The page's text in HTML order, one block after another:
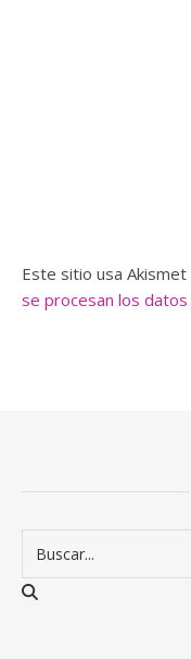
Este sitio usa
se procesan los